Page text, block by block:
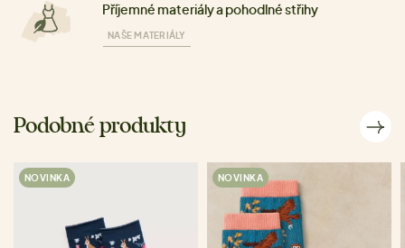
Příjemné materiály a pohodlné střihy
NAŠE MATERIÁLY
Podobné produkty
NOVINKA NOVINKA